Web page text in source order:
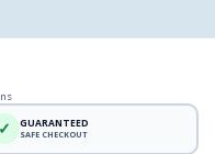
✓ GUARANTEED
SAFE CHECKOUT